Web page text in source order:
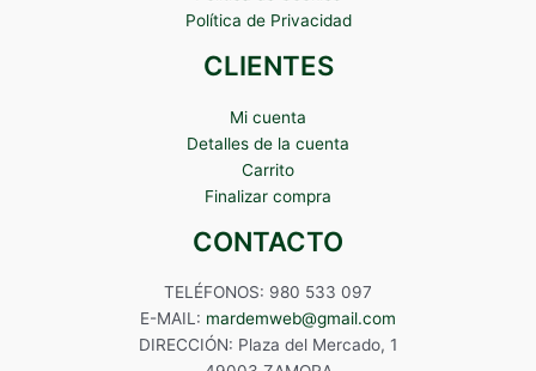
Política de Privacidad
CLIENTES
Mi cuenta
Detalles de la cuenta
Carrito
Finalizar compra
CONTACTO
TELÉFONOS: 980 533 097
E-MAIL: mardemweb@gmail.com
DIRECCIÓN: Plaza del Mercado, 1